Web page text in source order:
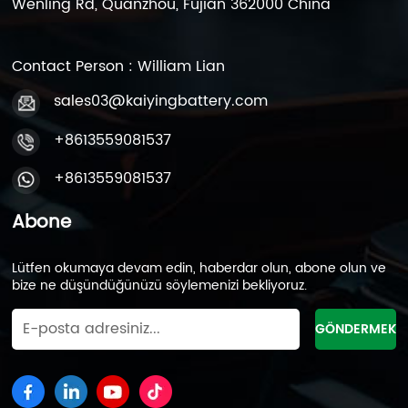
Contact Person : William Lian
sales03@kaiyingbattery.com
+8613559081537
+8613559081537
Abone
Lütfen okumaya devam edin, haberdar olun, abone olun ve
bize ne düşündüğünüzü söylemenizi bekliyoruz.